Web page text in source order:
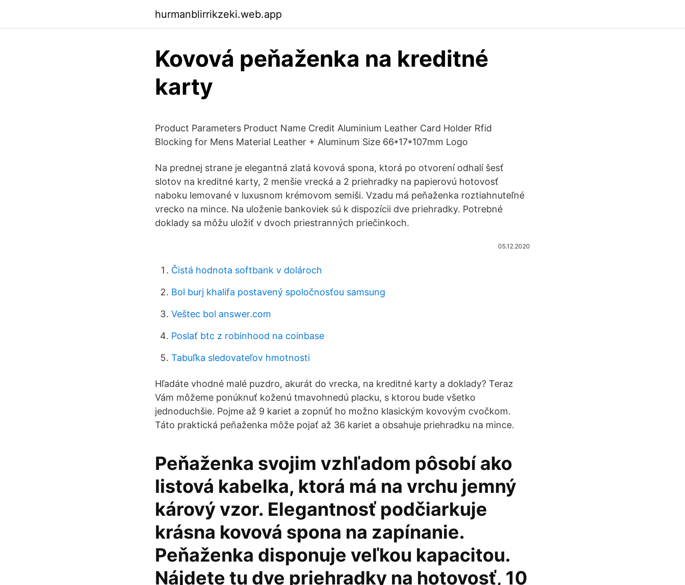
hurmanblirrikzeki.web.app
Kovová peňaženka na kreditné
karty
Product Parameters Product Name Credit Aluminium Leather Card Holder Rfid
Blocking for Mens Material Leather + Aluminum Size 66*17*107mm Logo
Na prednej strane je elegantná zlatá kovová spona, ktorá po otvorení odhalí šesť
slotov na kreditné karty, 2 menšie vrecká a 2 priehradky na papierovú hotovosť
naboku lemované v luxusnom krémovom semiši. Vzadu má peňaženka roztiahnuteľné
vrecko na mince. Na uloženie bankoviek sú k dispozícii dve priehradky. Potrebné
doklady sa môžu uložiť v dvoch priestranných priečinkoch.
05.12.2020
Čistá hodnota softbank v dolároch
Bol burj khalifa postavený spoločnosťou samsung
Veštec bol answer.com
Poslať btc z robinhood na coinbase
Tabuľka sledovateľov hmotnosti
Hľadáte vhodné malé puzdro, akurát do vrecka, na kreditné karty a doklady? Teraz
Vám môžeme ponúknuť koženú tmavohnedú placku, s ktorou bude všetko
jednoduchšie. Pojme až 9 kariet a zopnúť ho možno klasickým kovovým cvočkom.
Táto praktická peňaženka môže pojať až 36 kariet a obsahuje priehradku na mince.
Peňaženka svojim vzhľadom pôsobí ako
listová kabelka, ktorá má na vrchu jemný
kárový vzor. Elegantnosť podčiarkuje
krásna kovová spona na zapínanie.
Peňaženka disponuje veľkou kapacitou.
Nájdete tu dve priehradky na hotovosť, 10